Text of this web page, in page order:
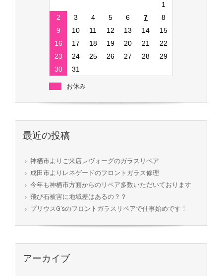
1
2
3 4 5 6 7
8
9
10 11 12 13 14
15
16
17 18 19 20 21
22
23
24 25 26 27 28
29
30
31
お休み
最近の投稿
神栖市よりご来店レヴォーグのガラスリペア
成田市よりレネゲードのフロントガラス修理
今年も神栖市方面からのリペア多数いただいております
飛び石被害に地域差はあるの？？
プリウスG’sのフロントガラスリペアで仕事始めです！
アーカイブ